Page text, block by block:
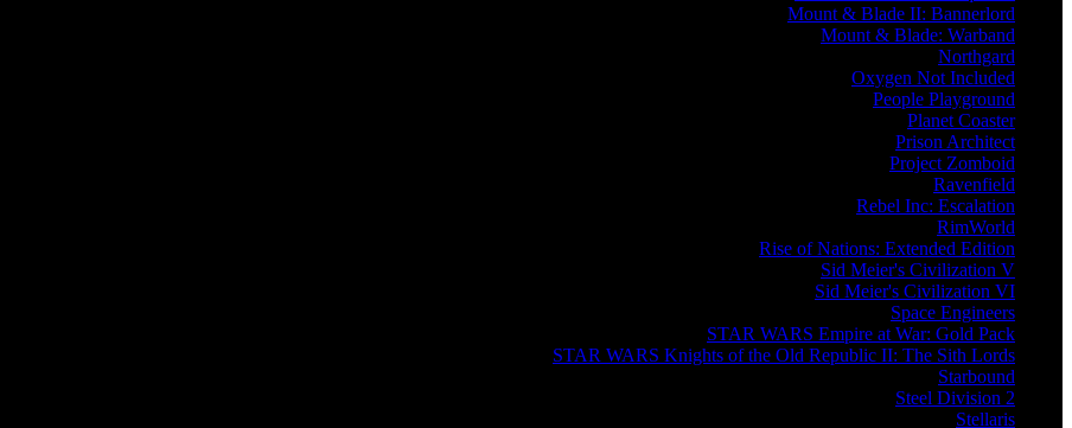
Mount & Blade II: Bannerlord
Mount & Blade: Warband
Northgard
Oxygen Not Included
People Playground
Planet Coaster
Prison Architect
Project Zomboid
Ravenfield
Rebel Inc: Escalation
RimWorld
Rise of Nations: Extended Edition
Sid Meier's Civilization V
Sid Meier's Civilization VI
Space Engineers
STAR WARS Empire at War: Gold Pack
STAR WARS Knights of the Old Republic II: The Sith Lords
Starbound
Steel Division 2
Stellaris